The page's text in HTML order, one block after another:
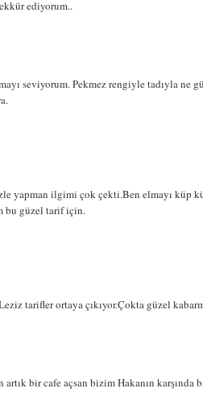
ediyorum..
seviyorum. Pekmez rengiyle tadıyla ne
yapman ilgimi çok çekti.Ben elmayı küp
bu güzel tarif için.
tarifler ortaya çıkıyor.Çokta güzel
artık bir cafe açsan bizim Hakanın karşında